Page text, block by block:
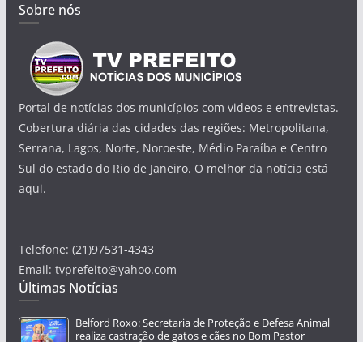
Sobre nós
Portal de notícias dos municípios com videos e entrevistas.
Cobertura diária das cidades das regiões: Metropolitana,
Serrana, Lagos, Norte, Noroeste, Médio Paraíba e Centro
Sul do estado do Rio de Janeiro. O melhor da notícia está
aqui.
Telefone: (21)97531-4343
Email: tvprefeito@yahoo.com
Últimas Notícias
Belford Roxo: Secretaria de Proteção e Defesa Animal
realiza castração de gatos e cães no Bom Pastor